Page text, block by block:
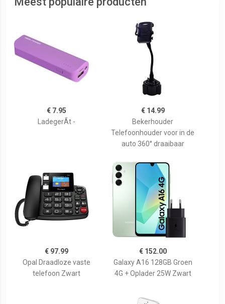
€ 7.95
LadegerÃt -
€ 14.99
Bekerhouder
Telefoonhouder voor in de
auto 360° draaibaar
€ 97.99
Opal Draadloze vaste
telefoon Zwart
€ 152.00
Galaxy A16 128GB Groen
4G + Oplader 25W Zwart